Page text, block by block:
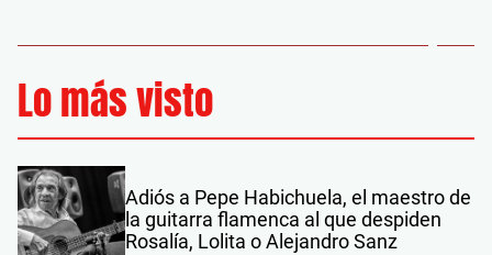
Lo más visto
Adiós a Pepe Habichuela, el maestro de
la guitarra flamenca al que despiden
Rosalía, Lolita o Alejandro Sanz